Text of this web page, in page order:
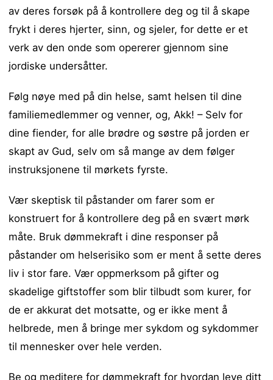
av deres forsøk på å kontrollere deg og til å skape
frykt i deres hjerter, sinn, og sjeler, for dette er et
verk av den onde som opererer gjennom sine
jordiske undersåtter.
Følg nøye med på din helse, samt helsen til dine
familiemedlemmer og venner, og, Akk! – Selv for
dine fiender, for alle brødre og søstre på jorden er
skapt av Gud, selv om så mange av dem følger
instruksjonene til mørkets fyrste.
Vær skeptisk til påstander om farer som er
konstruert for å kontrollere deg på en svært mørk
måte. Bruk dømmekraft i dine responser på
påstander om helserisiko som er ment å sette deres
liv i stor fare. Vær oppmerksom på gifter og
skadelige giftstoffer som blir tilbudt som kurer, for
de er akkurat det motsatte, og er ikke ment å
helbrede, men å bringe mer sykdom og sykdommer
til mennesker over hele verden.
Be og meditere for dømmekraft for hvordan leve ditt